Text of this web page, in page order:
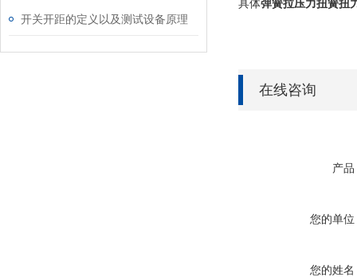
开关开距的定义以及测试设备原理
具体弹簧拉压力扭簧扭
在线咨询
产品
您的单位
您的姓名